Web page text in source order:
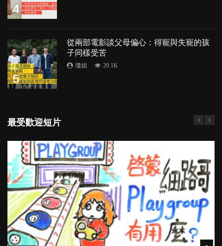
4
5
從兩部電影談父母偏心：得寵與失寵的孩
子同樣受苦
瓊姐 20.1K
最受歡迎短片